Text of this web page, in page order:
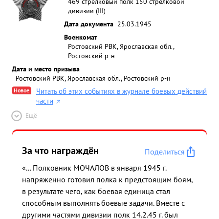
дивизии (III)
Дата документа 25.03.1945
Военкомат
Ростовский РВК, Ярославская обл.,
Ростовский р-н
Дата и место призыва
Ростовский РВК, Ярославская обл., Ростовский р-н
Новое
Читать об этих событиях в журнале боевых действий
части
Ещё
За что награждён
Поделиться
«... Полковник МОЧАЛОВ в января 1945 г.
напряженно готовил полка к предстоящим боям,
в результате чего, как боевая единица стал
способным выполнять боевые задачи. Вместе с
другими частями дивизии полк 14.2.45 г. был